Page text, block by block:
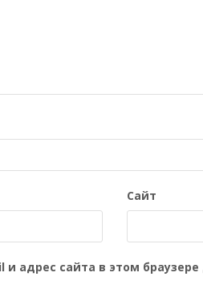
Сайт
и адрес сайта в этом